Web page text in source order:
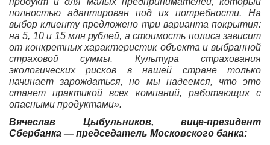
полностью адаптирован под их потребности. На
выбор клиенту предложено три варианта покрытия:
на 5, 10 и 15 млн рублей, а стоимость полиса зависит
от конкретных характеристик объекта и выбранной
страховой суммы. Культура страхования
экологических рисков в нашей стране только
начинает зарождаться, но мы надеемся, что это
станет практикой всех компаний, работающих с
опасными продуктами».
Вячеслав Цыбульников, вице-президент
Сбербанка — председатель Московского банка: